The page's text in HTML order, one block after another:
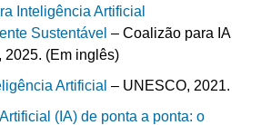
Inteligência Artificial
Sustentável – Coalizão para IA
2025. (Em inglês)
Artificial – UNESCO, 2021.
(IA) de ponta a ponta: o